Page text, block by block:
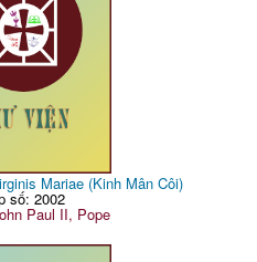
Mariae (Kinh Mân Côi)
số: 2002
Paul II, Pope